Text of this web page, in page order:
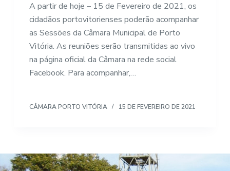
A partir de hoje – 15 de Fevereiro de 2021, os
cidadãos portovitorienses poderão acompanhar
as Sessões da Câmara Municipal de Porto
Vitória. As reuniões serão transmitidas ao vivo
na página oficial da Câmara na rede social
Facebook. Para acompanhar,…
CÂMARA PORTO VITÓRIA 15 DE FEVEREIRO DE 2021